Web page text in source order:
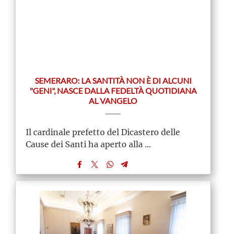
SEMERARO: LA SANTITÀ NON È DI ALCUNI
"GENI", NASCE DALLA FEDELTÀ QUOTIDIANA
AL VANGELO
Il cardinale prefetto del Dicastero delle
Cause dei Santi ha aperto alla ...